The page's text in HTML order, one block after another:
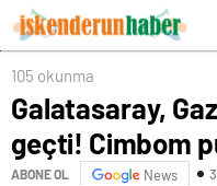
105 okunma
Galatasaray,
geçti! Cimbom
ABONE OL News